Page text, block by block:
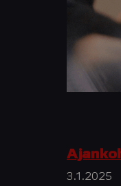
3.1.2025